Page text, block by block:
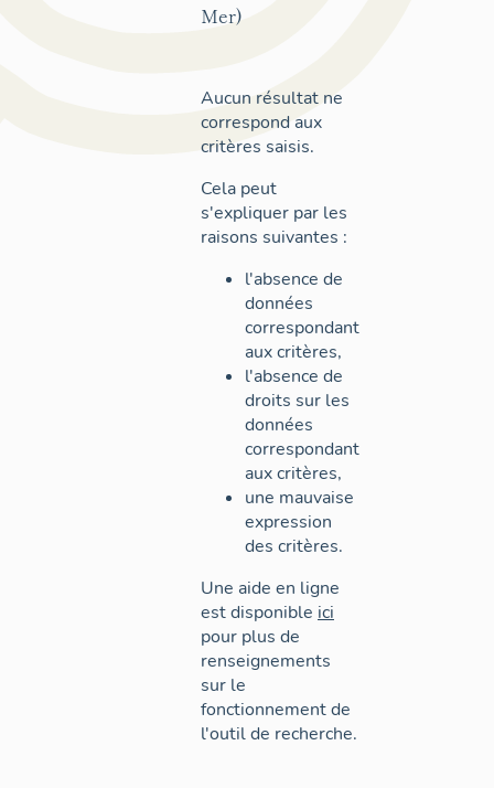
Mer)
Aucun résultat ne
correspond aux
critères saisis.
Cela peut
s'expliquer par les
raisons suivantes :
l'absence de
données
correspondant
aux critères,
l'absence de
droits sur les
données
correspondant
aux critères,
une mauvaise
expression
des critères.
Une aide en ligne
est disponible ici
pour plus de
renseignements
sur le
fonctionnement de
l'outil de recherche.